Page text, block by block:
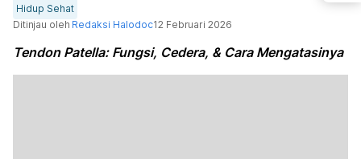
Hidup Sehat
Ditinjau oleh Redaksi Halodoc12 Februari 2026
Tendon Patella: Fungsi, Cedera, & Cara Mengatasinya